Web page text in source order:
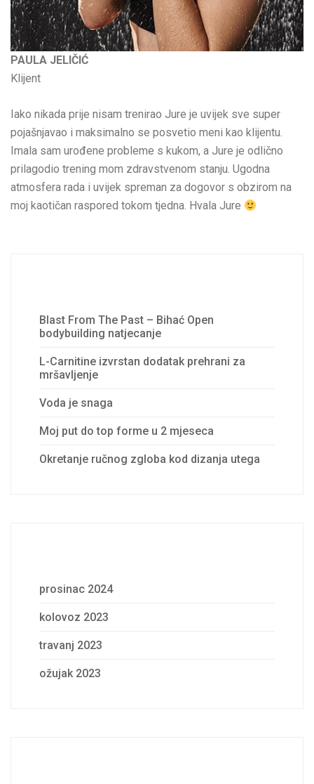
PAULA JELIČIĆ
Klijent
Iako nikada prije nisam trenirao Jure je uvijek sve super
pojašnjavao i maksimalno se posvetio meni kao klijentu.
Imala sam urođene probleme s kukom, a Jure je odlično
prilagodio trening mom zdravstvenom stanju. Ugodna
atmosfera rada i uvijek spreman za dogovor s obzirom na
moj kaotičan raspored tokom tjedna. Hvala Jure
Blast From The Past – Bihać Open
bodybuilding natjecanje
L-Carnitine izvrstan dodatak prehrani za
mršavljenje
Voda je snaga
Moj put do top forme u 2 mjeseca
Okretanje ručnog zgloba kod dizanja utega
prosinac 2024
kolovoz 2023
travanj 2023
ožujak 2023